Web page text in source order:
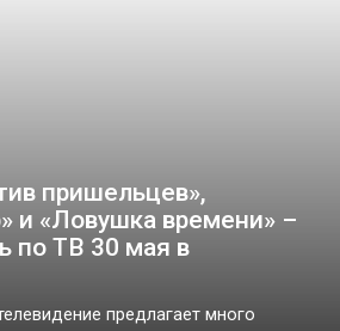
пришельцев»,
и «Ловушка времени» –
по ТВ 30 мая в
предлагает много